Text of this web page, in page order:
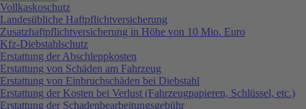
Vollkaskoschutz
Landesübliche Haftpflichtversicherung
Zusatzhaftpflichtversicherung in Höhe von 10 Mio. Euro
Kfz-Diebstahlschutz
Erstattung der Abschleppkosten
Erstattung von Schäden am Fahrzeug
Erstattung von Einbruchschäden bei Diebstahl
Erstattung der Kosten bei Verlust (Fahrzeugpapieren, Schlüssel, etc.)
Erstattung der Schadenbearbeitungsgebühr